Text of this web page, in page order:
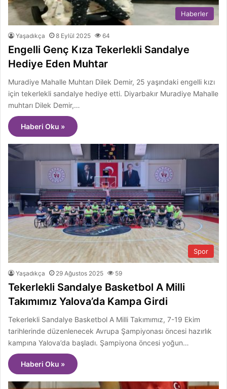
Haberler
Yaşadıkça 8 Eylül 2025 64
Engelli Genç Kıza Tekerlekli Sandalye
Hediye Eden Muhtar
Muradiye Mahalle Muhtarı Dilek Demir, 25 yaşındaki engelli kızı
için tekerlekli sandalye hediye etti. Diyarbakır Muradiye Mahalle
muhtarı Dilek Demir,…
Haberi Oku »
Spor
Yaşadıkça 29 Ağustos 2025 59
Tekerlekli Sandalye Basketbol A Milli
Takımımız Yalova’da Kampa Girdi
Tekerlekli Sandalye Basketbol A Milli Takımımız, 7-19 Ekim
tarihlerinde düzenlenecek Avrupa Şampiyonası öncesi hazırlık
kampına Yalova’da başladı. Şampiyona öncesi yoğun…
Haberi Oku »